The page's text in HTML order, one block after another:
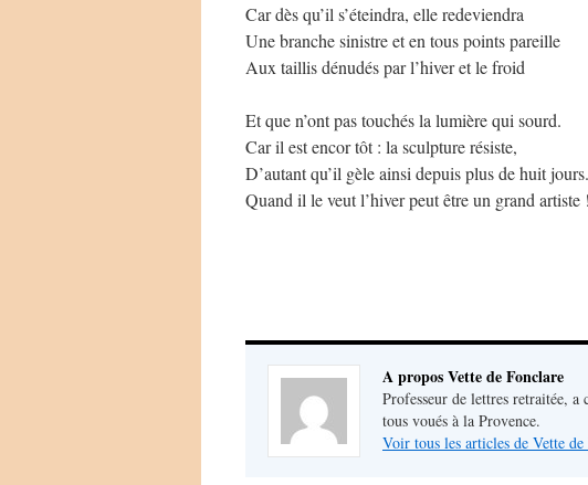
Car dès qu’il s’éteindra, elle redeviendra
Une branche sinistre et en tous points pareille
Aux taillis dénudés par l’hiver et le froid
Et que n’ont pas touchés la lumière qui sourd.
Car il est encor tôt : la sculpture résiste,
D’autant qu’il gèle ainsi depuis plus de huit jours.
Quand il le veut l’hiver peut être un grand artiste !
A propos Vette de Fonclare
Professeur de lettres retraitée,
tous voués à la Provence.
Voir tous les articles de Vette